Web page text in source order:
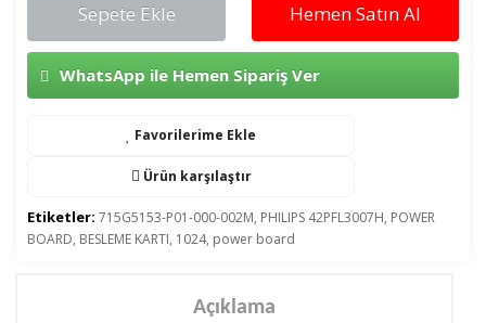
Sepete Ekle Hemen Satın Al
WhatsApp ile Hemen Sipariş Ver
Favorilerime Ekle
Ürün karşılaştır
Etiketler: 715G5153-P01-000-002M, PHILIPS 42PFL3007H, POWER
BOARD, BESLEME KARTI, 1024, power board
Açıklama